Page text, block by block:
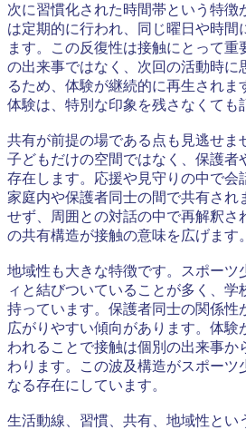
次に習慣化された時間帯という特徴
は定期的に行われ、同じ曜日や時間
ます。この反復性は接触にとって重
の出来事ではなく、次回の活動時に
るため、体験が継続的に再生されま
体験は、特別な印象を残さなくても
共有が前提の場である点も見逃せま
子どもだけの空間ではなく、保護者
存在します。応援や見守りの中で会
家庭内や保護者同士の間で共有され
せず、周囲との対話の中で再解釈さ
の共有構造が接触の意味を広げます。
地域性も大きな特徴です。スポーツ
ィと結びついていることが多く、学
持っています。保護者同士の関係性
広がりやすい傾向があります。体験
われることで接触は個別の出来事か
わります。この波及構造がスポーツ
なる存在にしています。
生活動線、習慣、共有、地域性とい